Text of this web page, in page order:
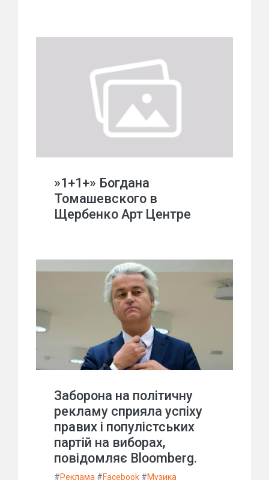
»1+1+» Богдана
Томашевского в
Щербенко Арт Центре
Заборона на політичну
рекламу сприяла успіху
правих і популістських
партій на виборах,
повідомляє Bloomberg.
#Реклама #Facebook #Музика